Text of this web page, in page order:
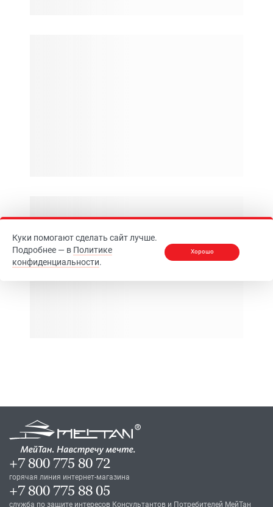
+7 800 775 80 72
горячая линия интернет-магазина
+7 800 775 88 05
служба по защите интересов Консультантов и Потребителей МейТан
Куки помогают сделать сайт лучше.
Подробнее — в Политике
конфиденциальности.
Хорошо